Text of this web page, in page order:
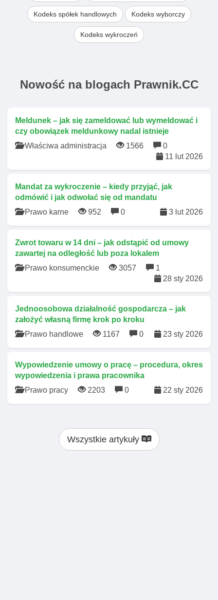
Kodeks spółek handlowych Kodeks wyborczy
Kodeks wykroczeń
Nowość na blogach Prawnik.CC
Meldunek – jak się zameldować lub wymeldować i
czy obowiązek meldunkowy nadal istnieje
Właściwa administracja
1566
0
11 lut 2026
Mandat za wykroczenie – kiedy przyjąć, jak
odmówić i jak odwołać się od mandatu
Prawo karne
952 0 3 lut 2026
Zwrot towaru w 14 dni – jak odstąpić od umowy
zawartej na odległość lub poza lokalem
Prawo konsumenckie
3057
1
28 sty 2026
Jednoosobowa działalność gospodarcza – jak
założyć własną firmę krok po kroku
Prawo handlowe
1167 0 23 sty 2026
Wypowiedzenie umowy o pracę – procedura, okres
wypowiedzenia i prawa pracownika
Prawo pracy
2203 0 22 sty 2026
Wszystkie artykuły